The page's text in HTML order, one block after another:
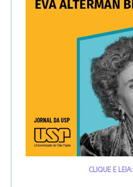
CLIQUE E LEIA: